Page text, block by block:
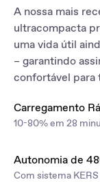
A nossa mais
ultracompacta
uma vida útil
– garantindo
confortável para
Carregamento
10-80% em 28
Autonomia de
Com sistema